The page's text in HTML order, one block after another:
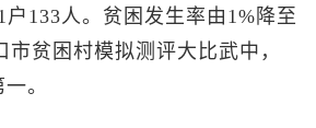
133人。贫困发生率由1%降至
市贫困村模拟测评大比武中，
。